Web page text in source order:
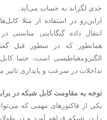
جدی لگراند به حساب می‌آید.
انتقال داده گیگابایتی مناسبی
همانطور که در سطور قبل
الگترومغناطیسی است، حتما کابل
تداخلات در سرعت و پایداری تاثیر
توجه به مقاومت کابل شبکه در
یکی از فاکتورهای مهمی که